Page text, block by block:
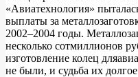
«Авиатехнология»
выплаты за
2002–2004 годы.
несколько сотмиллионов
изготовление колец
не были, и судьба их